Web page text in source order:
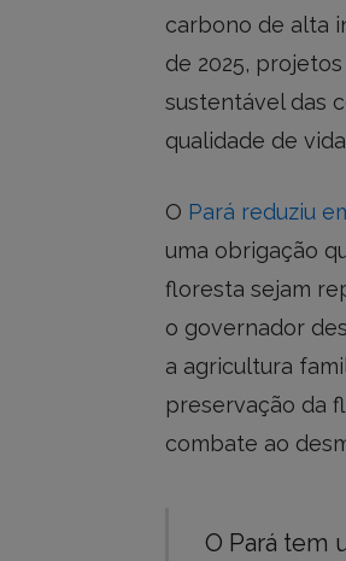
carbono de alta
de 2025,
sustentável das
qualidade de
O Pará reduziu
uma obrigação
floresta sejam
o governador
a agricultura
preservação da
combate ao
O Pará tem